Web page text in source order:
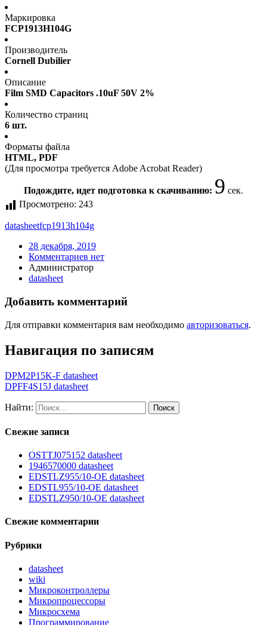
Маркировка
FCP1913H104G
Производитель
Cornell Dubilier
Описание
Film SMD Capacitors .10uF 50V 2%
Количество страниц
6 шт.
Форматы файла
HTML, PDF
(Для просмотра требуется Adobe Acrobat Reader)
Подождите, идет подготовка к скачиванию: 9 сек.
Просмотрено: 243
datasheetfcp1913h104g
28 декабря, 2019
Комментариев нет
Администратор
datasheet
Добавить комментарий
Для отправки комментария вам необходимо авторизоваться.
Навигация по записям
DPM2P15K-F datasheet
DPFF4S15J datasheet
Найти:
Свежие записи
OSTTJ075152 datasheet
1946570000 datasheet
EDSTLZ955/10-OE datasheet
EDSTL955/10-OE datasheet
EDSTLZ950/10-OE datasheet
Свежие комментарии
Рубрики
datasheet
wiki
Микроконтроллеры
Микропроцессоры
Микросхема
Программирование